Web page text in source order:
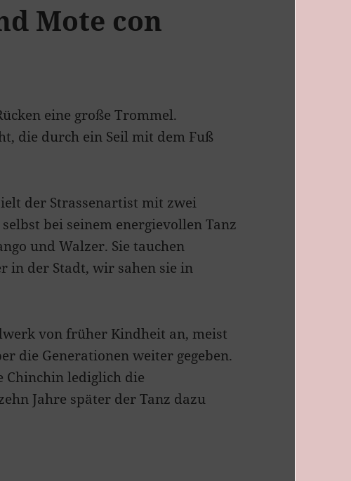
Mote con
eine große Trommel.
die durch ein Seil mit dem Fuß
der Strassenartist mit zwei
bei seinem energievollen Tanz
und Walzer. Sie tauchen
in der Stadt, wir sahen sie in
von früher Kindheit an, meist
die Generationen weiter gegeben.
Chinchin lediglich die
Jahre später der Tanz dazu